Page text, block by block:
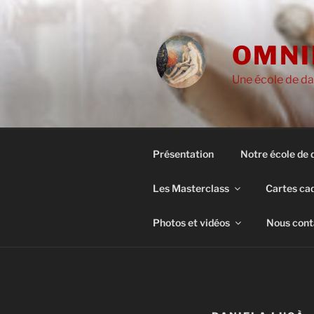
Aller
Une école de
Présentation Notre école de
Les Masterclass Cartes
Photos et vidéos Nous